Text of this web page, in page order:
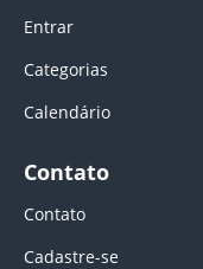
Entrar
Categorias
Calendário
Contato
Contato
Cadastre-se